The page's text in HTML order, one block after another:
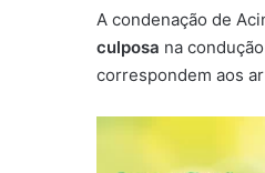
A condenação de
culposa na
correspondem aos